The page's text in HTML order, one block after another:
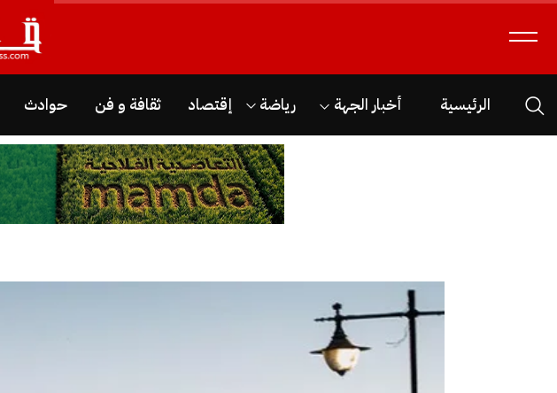
الرئيسية أخبار الجهة رياضة إقتصاد ثقافة و فن حوادث